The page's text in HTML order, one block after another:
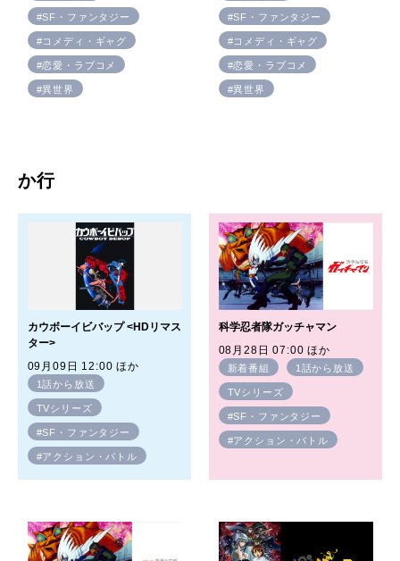
#SF・ファンタジー
#コメディ・ギャグ
#恋愛・ラブコメ
#異世界
#SF・ファンタジー
#コメディ・ギャグ
#恋愛・ラブコメ
#異世界
か行
カウボーイビバップ <HDリマス
ター>
09月09日 12:00 ほか
1話から放送
TVシリーズ
#SF・ファンタジー
#アクション・バトル
科学忍者隊ガッチャマン
08月28日 07:00 ほか
新着番組 1話から放送
TVシリーズ
#SF・ファンタジー
#アクション・バトル